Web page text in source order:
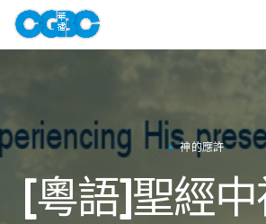
神的應許
[粵語]聖經